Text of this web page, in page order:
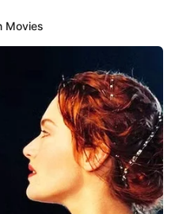
fue afrontar
muy doloroso"
con Préndete cómo
contra enfermedad y cómo
cantante nacional.